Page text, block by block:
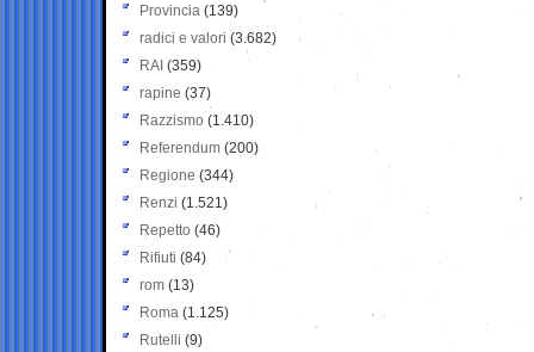
Provincia (139)
radici e valori (3.682)
RAI (359)
rapine (37)
Razzismo (1.410)
Referendum (200)
Regione (344)
Renzi (1.521)
Repetto (46)
Rifiuti (84)
rom (13)
Roma (1.125)
Rutelli (9)